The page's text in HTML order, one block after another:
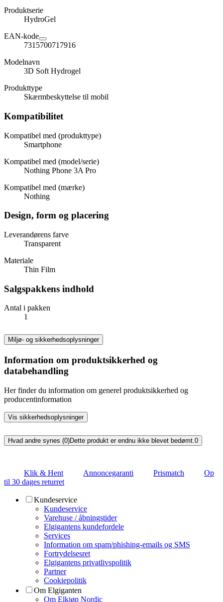
Produktserie
HydroGel
EAN-kode
7315700717916
Modelnavn
3D Soft Hydrogel
Produkttype
Skærmbeskyttelse til mobil
Kompatibilitet
Kompatibel med (produkttype)
Smartphone
Kompatibel med (model/serie)
Nothing Phone 3A Pro
Kompatibel med (mærke)
Nothing
Design, form og placering
Leverandørens farve
Transparent
Materiale
Thin Film
Salgspakkens indhold
Antal i pakken
1
Miljø- og sikkerhedsoplysninger
Information om produktsikkerhed og
databehandling
Her finder du information om generel produktsikkerhed og
producentinformation
Vis sikkerhedsoplysninger
Hvad andre synes (0)Dette produkt er endnu ikke blevet bedømt. 0
Klik & Hent Annoncegaranti Prismatch
Op
til 30 dages returret
Kundeservice
Kundeservice
Varehuse / åbningstider
Elgigantens kundefordele
Services
Information om spam/phishing-emails og SMS
Fortrydelsesret
Elgigantens privatlivspolitik
Partner
Cookiepolitik
Om Elgiganten
Om Elkjøp Nordic